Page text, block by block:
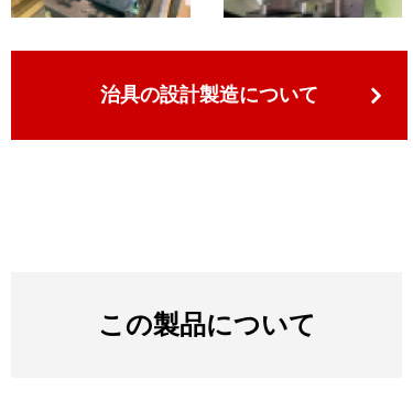
治具の設計製造について
この製品について